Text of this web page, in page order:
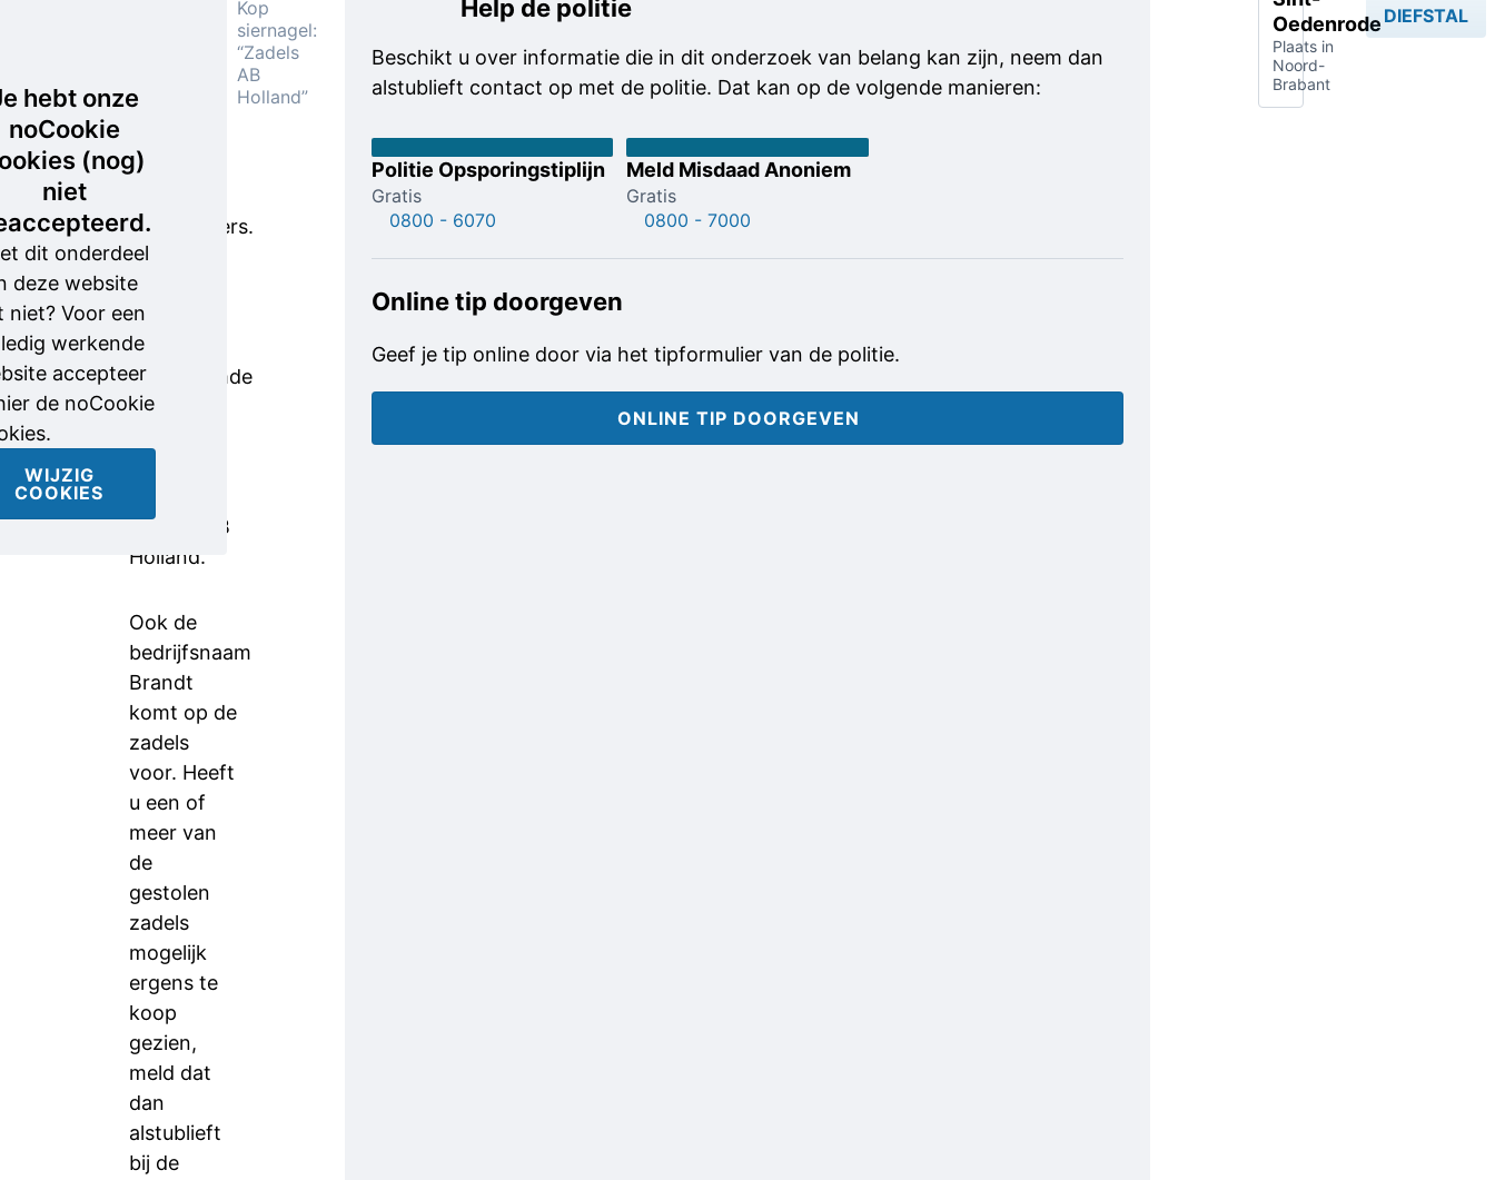
hebt onze
noCookie
(nog)
niet
dit onderdeel
deze website
niet? Voor een
werkende
accepteer
de noCookie
WIJZIG
COOKIES
voor
en enkele
springruiters.
Alle
hadden bij
wegname
een
zogenoemde
siernagel.
“Zadels AB
Holland.”
Ook de
bedrijfsnaam
Brandt
komt op de
zadels
voor. Heeft
u een of
meer van
de
gestolen
zadels
mogelijk
ergens te
koop
gezien,
meld dat
dan
alstublieft
bij de
Kop
siernagel:
“Zadels
AB
Holland”
Help de politie
Beschikt u over informatie die in dit onderzoek van belang kan zijn, neem dan
alstublieft contact op met de politie. Dat kan op de volgende manieren:
Politie Opsporingstiplijn
Gratis
0800 - 6070
Meld Misdaad Anoniem
Gratis
0800 - 7000
Online tip doorgeven
Geef je tip online door via het tipformulier van de politie.
ONLINE TIP DOORGEVEN
Oedenrode
Plaats in
Noord-
Brabant
DIEFSTAL